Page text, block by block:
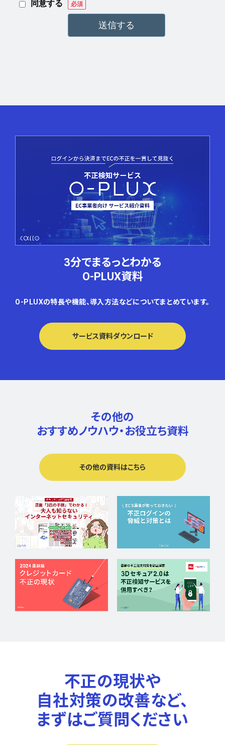
3分でまるっとわかる
O-PLUX資料
O-PLUXの特長や機能、導入方法などについてまとめています。
サービス資料ダウンロード
その他の
おすすめノウハウ・ お役立ち資料
その他の資料はこちら
不正の現状や
自社対策の改善など、
まずはご質問ください